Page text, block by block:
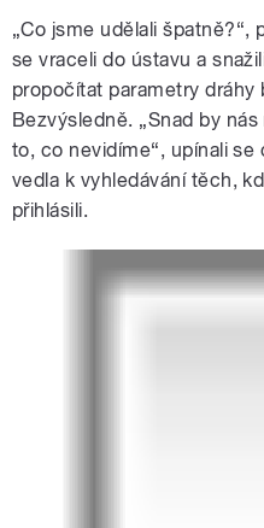
„Co jsme udělali špatně?“,
se vraceli do ústavu a
propočítat parametry dráhy
Bezvýsledně. „Snad by
to, co nevidíme“, upínali
vedla k vyhledávání těch,
přihlásili.
3D vizualizace